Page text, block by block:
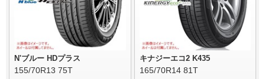
N'ブルー HDプラス
155/70R13 75T
キナジーエコ2 K435
165/70R14 81T